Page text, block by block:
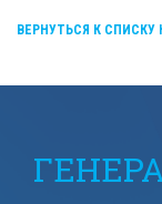
ВЕРНУТЬСЯ К СПИСКУ